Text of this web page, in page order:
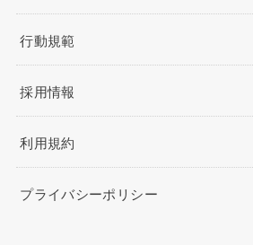
行動規範
採用情報
利用規約
プライバシーポリシー